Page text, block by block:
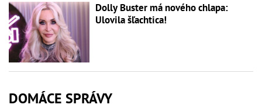
Dolly Buster má nového chlapa:
Ulovila šľachtica!
DOMÁCE SPRÁVY